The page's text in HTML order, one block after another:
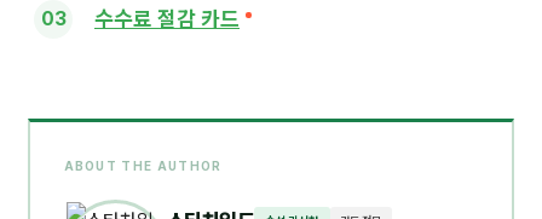
수수료 절감 카드
ABOUT THE AUTHOR